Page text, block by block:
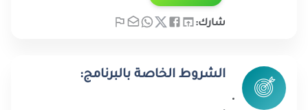
شارك:
الشروط الخاصة بالبرنامج: